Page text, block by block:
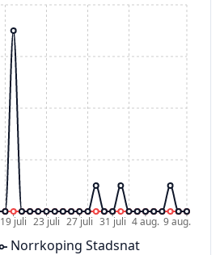
19 juli 23 juli 27 juli 31 juli 4 aug. 9 aug.
Norrkoping Stadsnat